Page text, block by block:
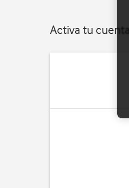
Activa tu